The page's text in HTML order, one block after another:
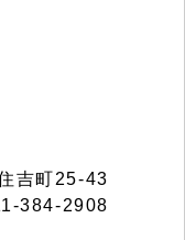
吉町25-43
384-2908